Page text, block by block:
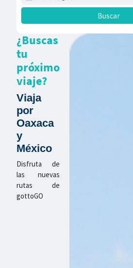
¿Buscas
tu
próximo
viaje?
Viaja
por
Oaxaca
y
México
Disfruta de
las nuevas
rutas de
gottoGO